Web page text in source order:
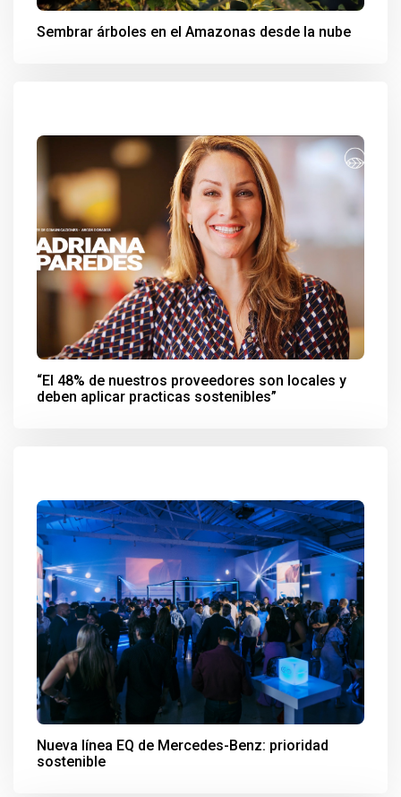
Sembrar árboles en el Amazonas desde la nube
“El 48% de nuestros proveedores son locales y
deben aplicar practicas sostenibles”
Nueva línea EQ de Mercedes-Benz: prioridad
sostenible